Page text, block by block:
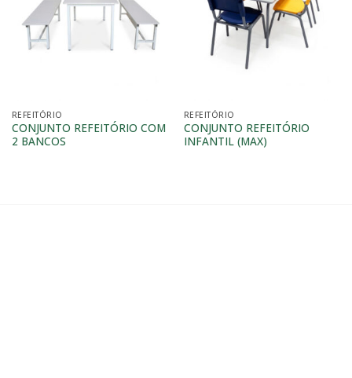
REFEITÓRIO
CONJUNTO REFEITÓRIO COM
2 BANCOS
REFEITÓRIO
CONJUNTO REFEITÓRIO
INFANTIL (MAX)